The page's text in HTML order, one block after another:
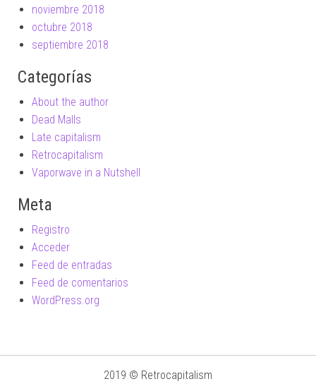
noviembre 2018
octubre 2018
septiembre 2018
Categorías
About the author
Dead Malls
Late capitalism
Retrocapitalism
Vaporwave in a Nutshell
Meta
Registro
Acceder
Feed de entradas
Feed de comentarios
WordPress.org
2019 © Retrocapitalism